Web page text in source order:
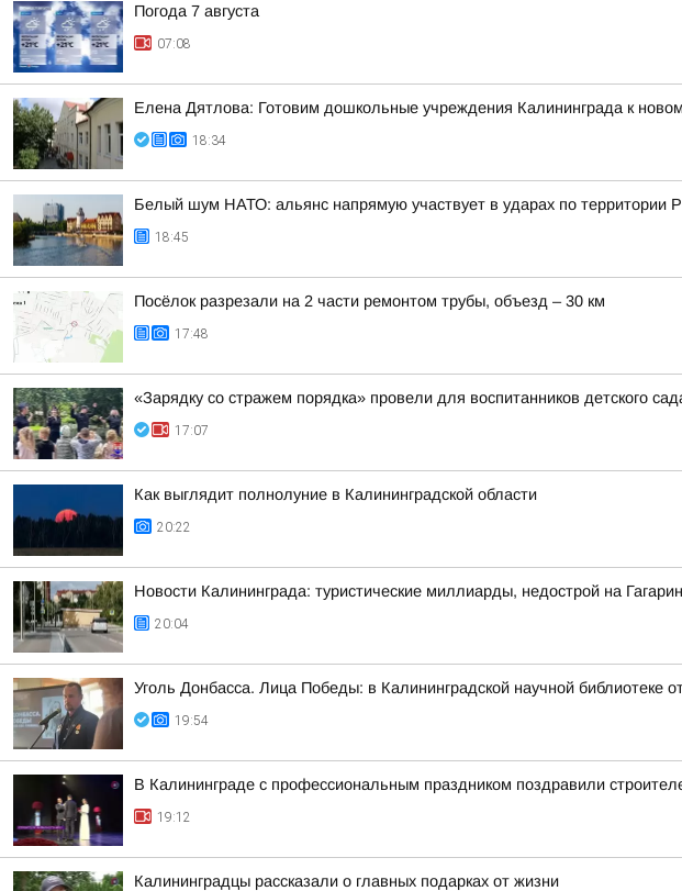
Погода 7 августа
07:08
Елена Дятлова: Готовим дошкольные учреждения Калининграда к
18:34
Белый шум НАТО: альянс напрямую участвует в ударах по территории
18:45
Посёлок разрезали на 2 части ремонтом трубы, объезд – 30 км
17:48
«Зарядку со стражем порядка» провели для воспитанников детского
17:07
Как выглядит полнолуние в Калининградской области
20:22
Новости Калининграда: туристические миллиарды, недострой на
20:04
Уголь Донбасса. Лица Победы: в Калининградской научной библиотеке
19:54
В Калининграде с профессиональным праздником поздравили
19:12
Калининградцы рассказали о главных подарках от жизни